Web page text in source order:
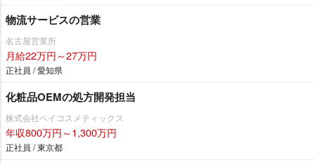
物流サービスの営業
名古屋営業所
月給22万円～27万円
正社員 / 愛知県
化粧品OEMの処方開発担当
株式会社ベイコスメティックス
年収800万円～1,300万円
正社員 / 東京都